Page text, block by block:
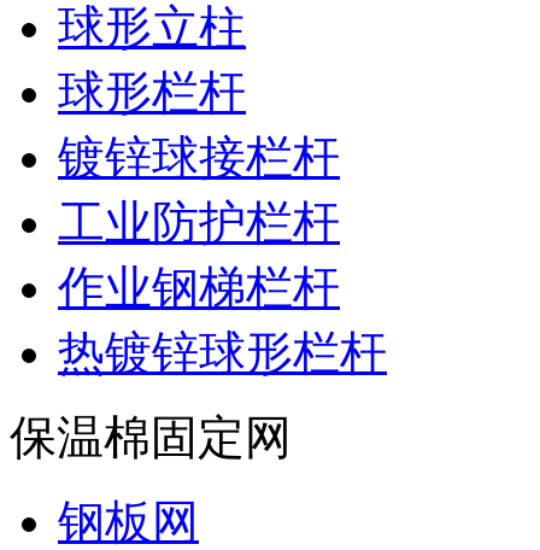
球形立柱
球形栏杆
镀锌球接栏杆
工业防护栏杆
作业钢梯栏杆
热镀锌球形栏杆
保温棉固定网
钢板网